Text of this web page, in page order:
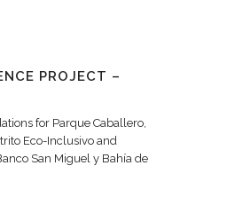
PROJECT –
for Parque Caballero,
Eco-Inclusivo and
San Miguel y Bahía de